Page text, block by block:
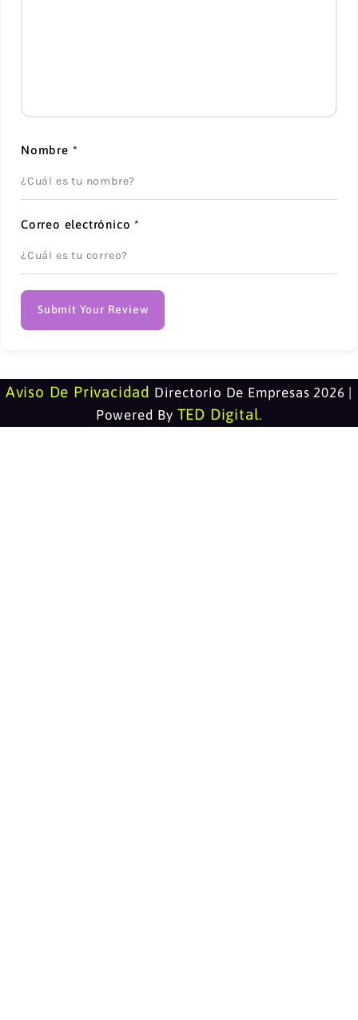
Nombre *
Correo electrónico*
Submit Your Review
Aviso De Privacidad Directorio De Empresas 2026 |
Powered By TED Digital.